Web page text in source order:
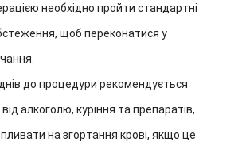
необхідно пройти стандартні
щоб переконатися у
до процедури рекомендується
алкоголю, куріння та препаратів,
на згортання крові, якщо це